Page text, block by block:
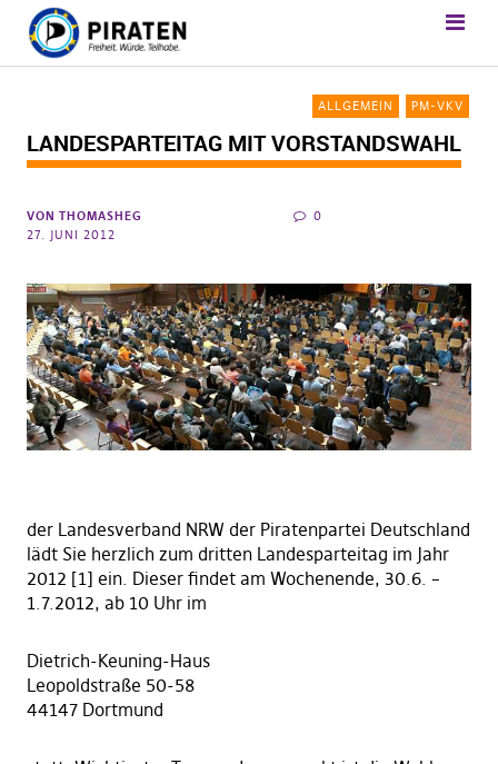
ALLGEMEIN PM-VKV
LANDESPARTEITAG MIT VORSTANDSWAHL
VON THOMASHEG
27. JUNI 2012
0
der Landesverband NRW der Piratenpartei Deutschland
lädt Sie herzlich zum dritten Landesparteitag im Jahr
2012 [1] ein. Dieser findet am Wochenende, 30.6. –
1.7.2012, ab 10 Uhr im
Dietrich-Keuning-Haus
Leopoldstraße 50-58
44147 Dortmund